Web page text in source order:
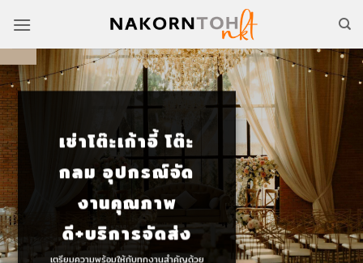
content
เช่าโต๊ะเก้าอี้ โต๊ะ
กลม อุปกรณ์จัด
งานคุณภาพ
ดี+บริการจัดส่ง
เตรียมความพร้อมให้กับทุกงานสำคัญด้วย